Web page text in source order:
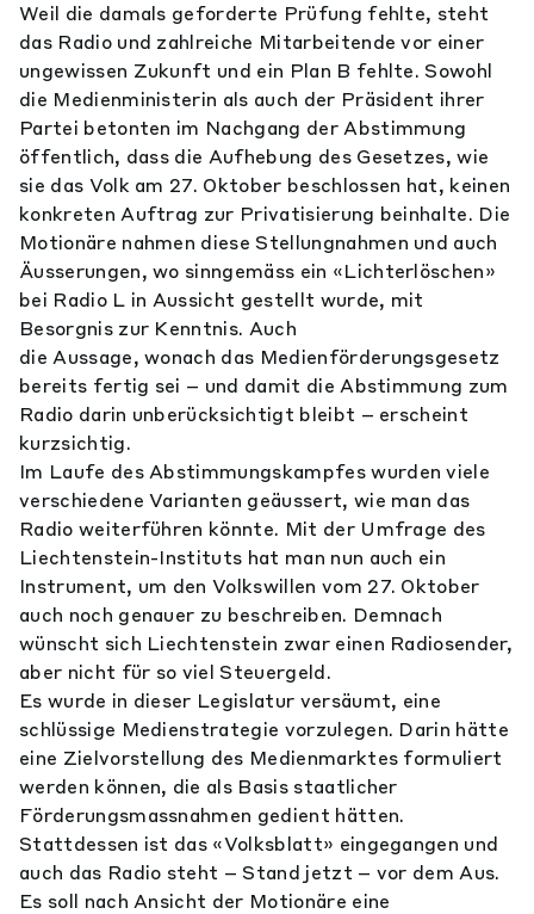
Weil die damals geforderte Prüfung fehlte, steht
das Radio und zahlreiche Mitarbeitende vor einer
ungewissen Zukunft und ein Plan B fehlte. Sowohl
die Medienministerin als auch der Präsident ihrer
Partei betonten im Nachgang der Abstimmung
öffentlich, dass die Aufhebung des Gesetzes, wie
sie das Volk am 27. Oktober beschlossen hat, keinen
konkreten Auftrag zur Privatisierung beinhalte. Die
Motionäre nahmen diese Stellungnahmen und auch
Äusserungen, wo sinngemäss ein «Lichterlöschen»
bei Radio L in Aussicht gestellt wurde, mit
Besorgnis zur Kenntnis. Auch
die Aussage, wonach das Medienförderungsgesetz
bereits fertig sei – und damit die Abstimmung zum
Radio darin unberücksichtigt bleibt – erscheint
kurzsichtig.
Im Laufe des Abstimmungskampfes wurden viele
verschiedene Varianten geäussert, wie man das
Radio weiterführen könnte. Mit der Umfrage des
Liechtenstein-Instituts hat man nun auch ein
Instrument, um den Volkswillen vom 27. Oktober
auch noch genauer zu beschreiben. Demnach
wünscht sich Liechtenstein zwar einen Radiosender,
aber nicht für so viel Steuergeld.
Es wurde in dieser Legislatur versäumt, eine
schlüssige Medienstrategie vorzulegen. Darin hätte
eine Zielvorstellung des Medienmarktes formuliert
werden können, die als Basis staatlicher
Förderungsmassnahmen gedient hätten.
Stattdessen ist das «Volksblatt» eingegangen und
auch das Radio steht – Stand jetzt – vor dem Aus.
Es soll nach Ansicht der Motionäre eine